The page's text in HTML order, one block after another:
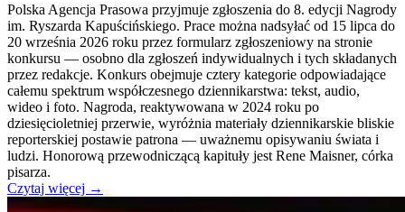
Polska Agencja Prasowa przyjmuje zgłoszenia do 8. edycji Nagrody
im. Ryszarda Kapuścińskiego. Prace można nadsyłać od 15 lipca do
20 września 2026 roku przez formularz zgłoszeniowy na stronie
konkursu — osobno dla zgłoszeń indywidualnych i tych składanych
przez redakcje. Konkurs obejmuje cztery kategorie odpowiadające
całemu spektrum współczesnego dziennikarstwa: tekst, audio,
wideo i foto. Nagroda, reaktywowana w 2024 roku po
dziesięcioletniej przerwie, wyróżnia materiały dziennikarskie bliskie
reporterskiej postawie patrona — uważnemu opisywaniu świata i
ludzi. Honorową przewodniczącą kapituły jest Rene Maisner, córka
pisarza.
Czytaj więcej →